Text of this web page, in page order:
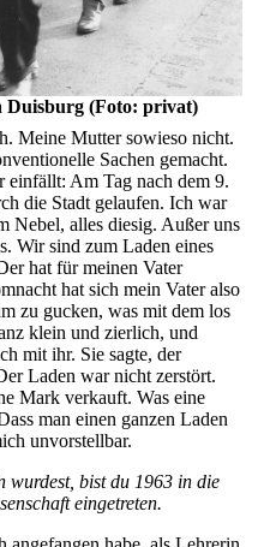
Duisburg (Foto: privat)
Meine Mutter sowieso nicht.
Sachen gemacht.
einfällt: Am Tag nach dem 9.
die Stadt gelaufen. Ich war
Nebel, alles diesig. Außer uns
Wir sind zum Laden eines
hat für meinen Vater
hat sich mein Vater also
zu gucken, was mit dem los
klein und zierlich, und
mit ihr. Sie sagte, der
Laden war nicht zerstört.
Mark verkauft. Was eine
man einen ganzen Laden
unvorstellbar.
wurdest, bist du 1963 in die
eingetreten.